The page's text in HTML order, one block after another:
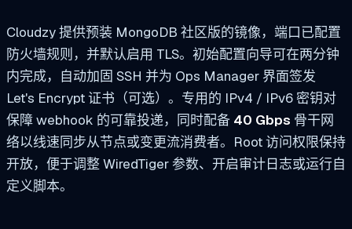
Cloudzy 提供预装 MongoDB 社区版的镜像，端口已配置
防火墙规则，并默认启用 TLS。初始配置向导可在两分钟
内完成，自动加固 SSH 并为 Ops Manager 界面签发
Let's Encrypt 证书（可选）。专用的 IPv4 / IPv6 密钥对
保障 webhook 的可靠投递，同时配备 40 Gbps 骨干网
络以线速同步从节点或变更流消费者。Root 访问权限保持
开放，便于调整 WiredTiger 参数、开启审计日志或运行自
定义脚本。